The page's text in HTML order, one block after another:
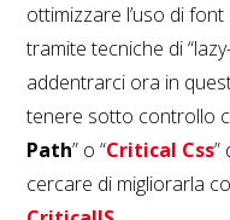
ottimizzare l’uso di
tramite tecniche di
addentrarci ora in
tenere sotto controllo
Path” o “Critical Css”
cercare di migliorarla